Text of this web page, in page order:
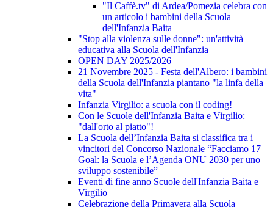
"Il Caffè.tv" di Ardea/Pomezia celebra con
un articolo i bambini della Scuola
dell'Infanzia Baita
"Stop alla violenza sulle donne": un'attività
educativa alla Scuola dell'Infanzia
OPEN DAY 2025/2026
21 Novembre 2025 - Festa dell'Albero: i bambini
della Scuola dell'Infanzia piantano "la linfa della
vita"
Infanzia Virgilio: a scuola con il coding!
Con le Scuole dell'Infanzia Baita e Virgilio:
"dall'orto al piatto"!
La Scuola dell’Infanzia Baita si classifica tra i
vincitori del Concorso Nazionale “Facciamo 17
Goal: la Scuola e l’Agenda ONU 2030 per uno
sviluppo sostenibile”
Eventi di fine anno Scuole dell'Infanzia Baita e
Virgilio
Celebrazione della Primavera alla Scuola